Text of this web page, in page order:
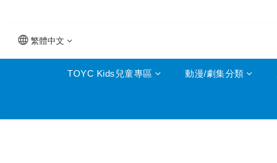
繁體中文
TOYC Kids兒童專區 動漫/劇集分類